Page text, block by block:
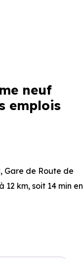
neuf
emplois
, Gare de Route de
à 12 km, soit 14 min en